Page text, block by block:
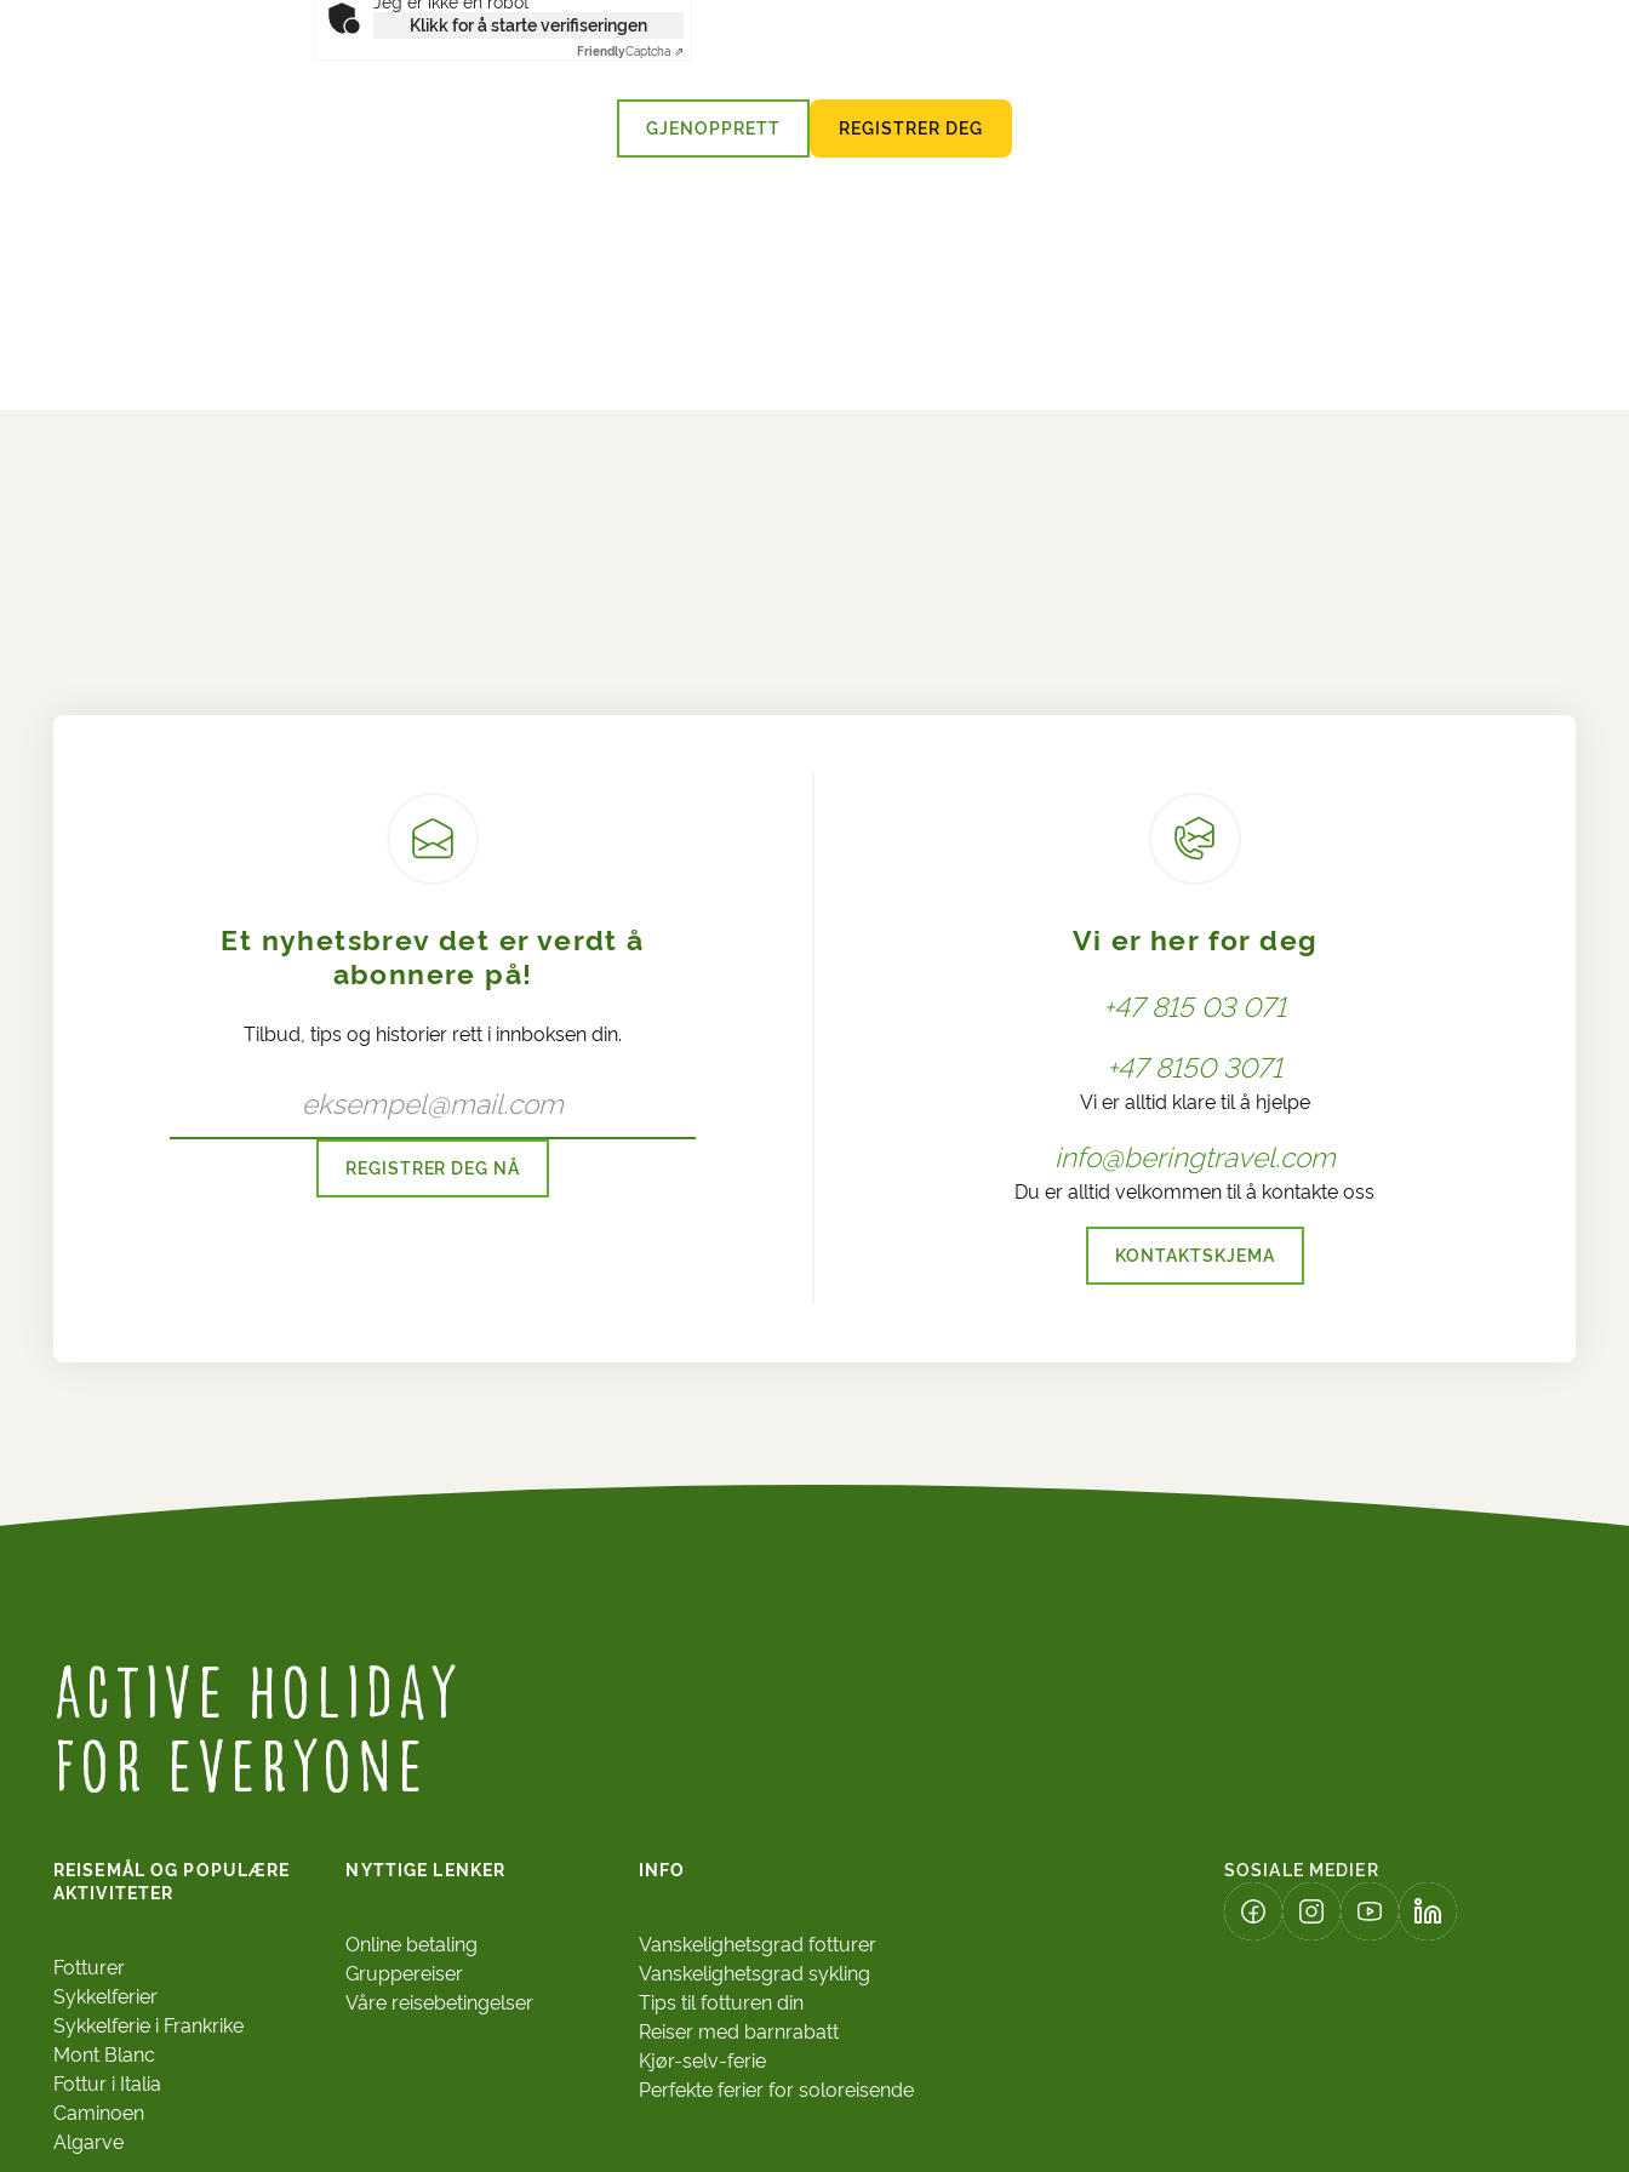
Klikk for å starte verifiseringen
FriendlyCaptcha ⇗
GJENOPPRETT REGISTRER DEG
Et nyhetsbrev det er verdt å
abonnere på!
Tilbud, tips og historier rett i innboksen din.
REGISTRER DEG NÅ
Vi er her for deg
+47 815 03 071
+47 8150 3071
Vi er alltid klare til å hjelpe
info@beringtravel.com
Du er alltid velkommen til å kontakte oss
KONTAKTSKJEMA
Active Holiday
for everyone
SOSIALE MEDIER
(LENKE ÅPNES I NY FANE)
(LENKE ÅPNES I NY FANE)
(LENKE ÅPNES I NY FANE)
(LENKE ÅPNES I NY
REISEMÅL OG POPULÆRE
AKTIVITETER
Fotturer
Sykkelferier
Sykkelferie i Frankrike
Mont Blanc
Fottur i Italia
Caminoen
Algarve
NYTTIGE LENKER
Online betaling
Gruppereiser
Våre reisebetingelser
INFO
Vanskelighetsgrad fotturer
Vanskelighetsgrad sykling
Tips til fotturen din
Reiser med barnrabatt
Kjør-selv-ferie
Perfekte ferier for soloreisende